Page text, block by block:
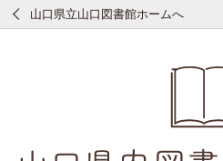
山口県立山口図書館ホームへ